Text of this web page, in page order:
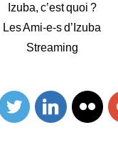
Izuba, c’est quoi ?
Les Ami-e-s d’Izuba
Streaming